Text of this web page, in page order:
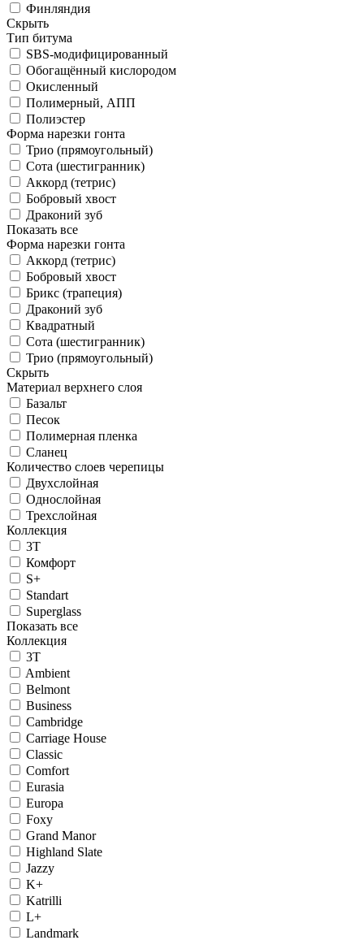
Финляндия
Скрыть
Тип битума
SBS-модифицированный
Обогащённый кислородом
Окисленный
Полимерный, АПП
Полиэстер
Форма нарезки гонта
Трио (прямоугольный)
Сота (шестигранник)
Аккорд (тетрис)
Бобровый хвост
Драконий зуб
Показать все
Форма нарезки гонта
Аккорд (тетрис)
Бобровый хвост
Брикс (трапеция)
Драконий зуб
Квадратный
Сота (шестигранник)
Трио (прямоугольный)
Скрыть
Материал верхнего слоя
Базальт
Песок
Полимерная пленка
Сланец
Количество слоев черепицы
Двухслойная
Однослойная
Трехслойная
Коллекция
3T
Комфорт
S+
Standart
Superglass
Показать все
Коллекция
3T
Ambient
Belmont
Business
Cambridge
Carriage House
Classic
Comfort
Eurasia
Europa
Foxy
Grand Manor
Highland Slate
Jazzy
K+
Katrilli
L+
Landmark